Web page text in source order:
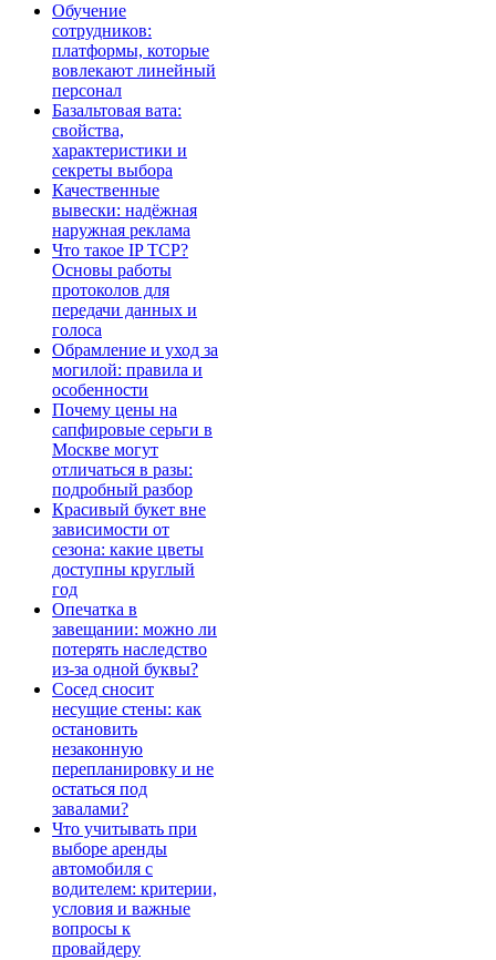
Обучение
сотрудников:
платформы, которые
вовлекают линейный
персонал
Базальтовая вата:
свойства,
характеристики и
секреты выбора
Качественные
вывески: надёжная
наружная реклама
Что такое IP TCP?
Основы работы
протоколов для
передачи данных и
голоса
Обрамление и уход за
могилой: правила и
особенности
Почему цены на
сапфировые серьги в
Москве могут
отличаться в разы:
подробный разбор
Красивый букет вне
зависимости от
сезона: какие цветы
доступны круглый
год
Опечатка в
завещании: можно ли
потерять наследство
из-за одной буквы?
Сосед сносит
несущие стены: как
остановить
незаконную
перепланировку и не
остаться под
завалами?
Что учитывать при
выборе аренды
автомобиля с
водителем: критерии,
условия и важные
вопросы к
провайдеру